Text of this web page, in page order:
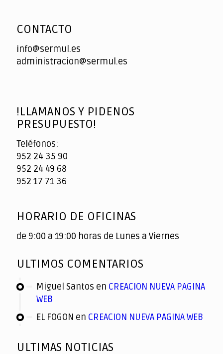
CONTACTO
info@sermul.es
administracion@sermul.es
!LLAMANOS Y PIDENOS
PRESUPUESTO!
Teléfonos:
952 24 35 90
952 24 49 68
952 17 71 36
HORARIO DE OFICINAS
de 9:00 a 19:00 horas de Lunes a Viernes
ULTIMOS COMENTARIOS
Miguel Santos en CREACION NUEVA PAGINA
WEB
EL FOGON en CREACION NUEVA PAGINA WEB
ULTIMAS NOTICIAS